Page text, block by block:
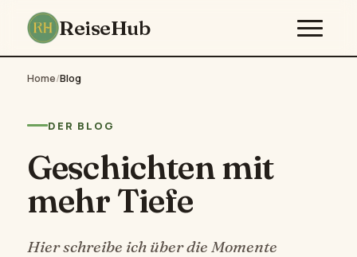
ReiseHub
Home/Blog
DER BLOG
Geschichten mit
mehr Tiefe
Hier schreibe ich über die Momente